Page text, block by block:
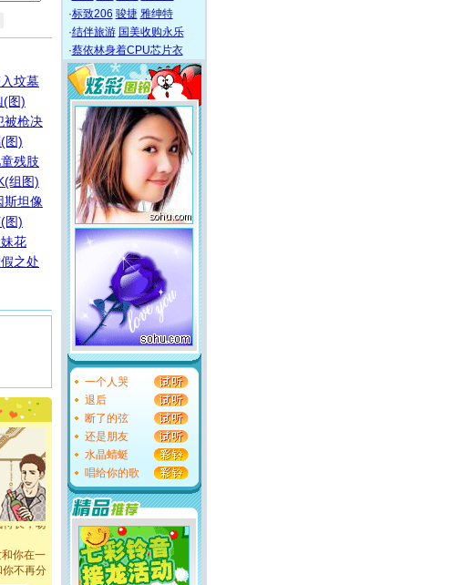
坟墓
(图)
被枪决
图)
残肢
组图)
斯坦像
图)
花
之处
康！千万
日子才
乐!天天
,愿幸福,
!
你我会
长，吻
你在一
不再分
·标致206 骏捷 雅绅特
·结伴旅游 国美收购永乐
·蔡依林身着CPU芯片衣
一个人哭
退后
断了的弦
还是朋友
水晶蜻蜓
唱给你的歌